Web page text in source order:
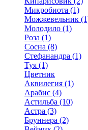
Микробиота (1)
Можжевельник
Молодило (1)
Роза (1)
Сосна (8)
Стефанандра (1)
Туя (1)
Цветник
Аквилегия (1)
Арабис (4)
Астильба (10)
Астра (3)
Бруннера (2)